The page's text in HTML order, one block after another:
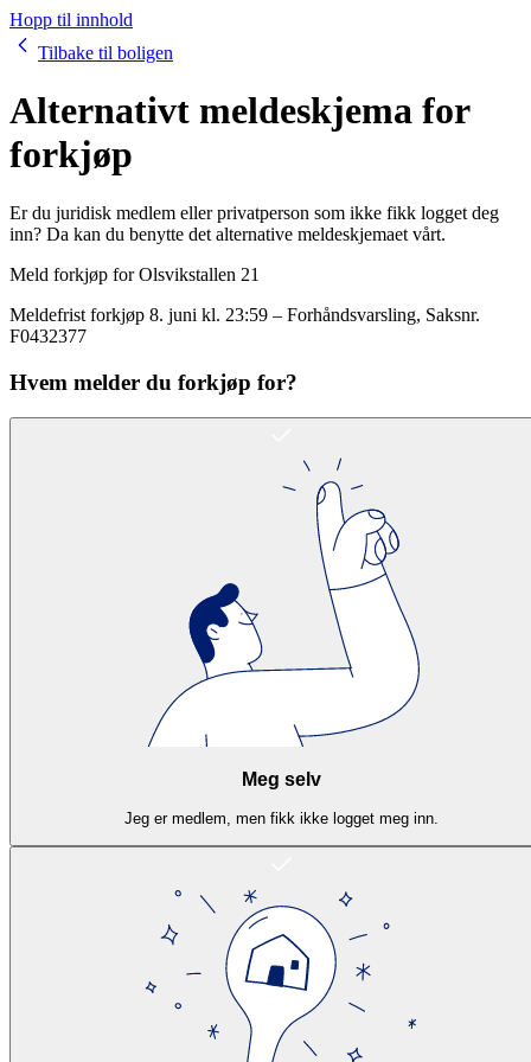
Hopp til innhold
Tilbake til boligen
Alternativt meldeskjema for
forkjøp
Er du juridisk medlem eller privatperson som ikke fikk logget deg
inn? Da kan du benytte det alternative meldeskjemaet vårt.
Meld forkjøp forOlsvikstallen 21
Meldefrist forkjøp 8. juni kl. 23:59 – Forhåndsvarsling, Saksnr.
F0432377
Hvem melder du forkjøp for?
Meg selv
Jeg er medlem, men fikk ikke logget meg inn.